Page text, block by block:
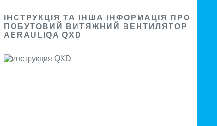
ІНСТРУКЦІЯ ТА ІНША ІНФОРМАЦІЯ ПРО
ПОБУТОВИЙ ВИТЯЖНИЙ ВЕНТИЛЯТОР
AERAULIQA QXD